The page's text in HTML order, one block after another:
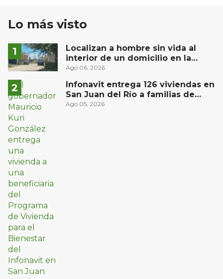
Lo más visto
Localizan a hombre sin vida al
interior de un domicilio en la
comunidad El Rodeo, San Juan del
Ago 06, 2026
Infonavit entrega 126 viviendas en
San Juan del Río a familias de
bajos ingresos
Ago 05, 2026